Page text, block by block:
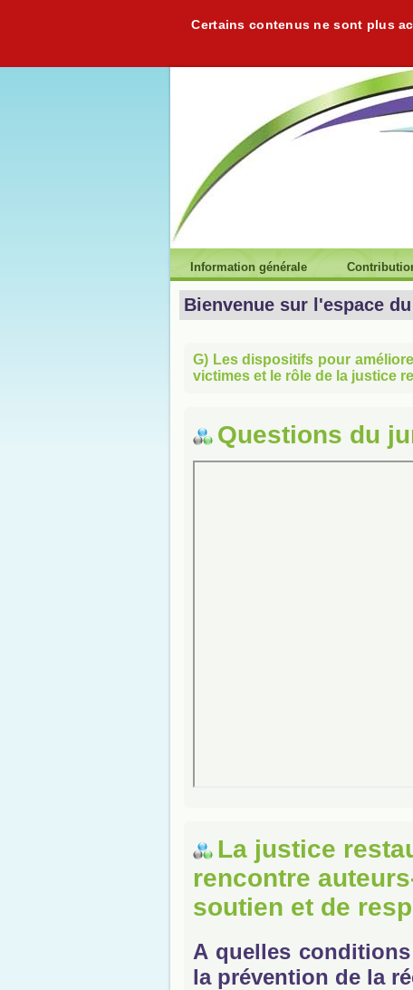
Certains contenus ne sont plus
Information générale
Bienvenue sur l'espace
G) Les dispositifs pour
victimes et le rôle de la justice
Questions du
La justice
rencontre
soutien et de
A quelles
la prévention de la